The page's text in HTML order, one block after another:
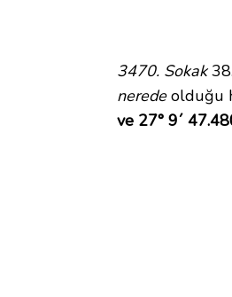
3470. Sokak
neredeolduğu
ve 27° 9´